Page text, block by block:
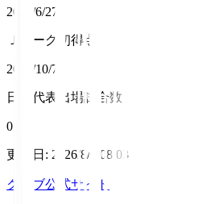
2020/6/27
Ｊリーグ初得点
2020/10/7
日本代表出場試合数
0
更新日 : 2026/8/6 08:03
クラブ公式サイト